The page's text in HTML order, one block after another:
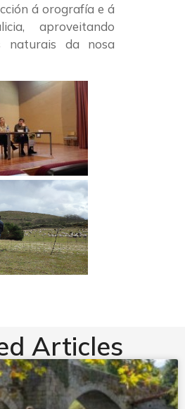
á orografía e á
aproveitando
naturais da nosa
Articles